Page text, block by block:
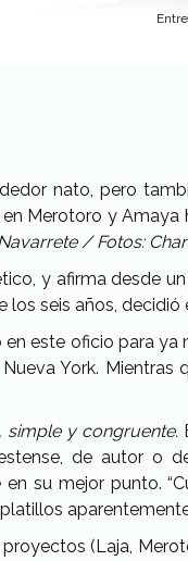
nato, pero
Merotoro y
/ Fotos:
y afirma desde
seis años,
en este oficio para
York.
simple y congruente.
de autor o
su mejor punto.
aparentemente
(Laja,